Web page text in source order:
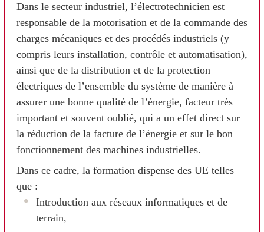
Dans le secteur industriel, l’électrotechnicien est
responsable de la motorisation et de la commande des
charges mécaniques et des procédés industriels (y
compris leurs installation, contrôle et automatisation),
ainsi que de la distribution et de la protection
électriques de l’ensemble du système de manière à
assurer une bonne qualité de l’énergie, facteur très
important et souvent oublié, qui a un effet direct sur
la réduction de la facture de l’énergie et sur le bon
fonctionnement des machines industrielles.
Dans ce cadre, la formation dispense des UE telles
que :
Introduction aux réseaux informatiques et de
terrain,